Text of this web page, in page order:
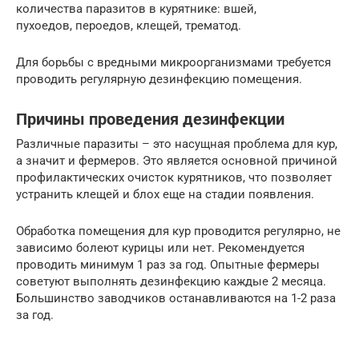
количества паразитов в курятнике: вшей,
пухоедов, пероедов, клещей, трематод.
Для борьбы с вредными микроорганизмами требуется
проводить регулярную дезинфекцию помещения.
Причины проведения дезинфекции
Различные паразиты – это насущная проблема для кур,
а значит и фермеров. Это является основной причиной
профилактических очисток курятников, что позволяет
устранить клещей и блох еще на стадии появления.
Обработка помещения для кур проводится регулярно, не
зависимо болеют курицы или нет. Рекомендуется
проводить минимум 1 раз за год. Опытные фермеры
советуют выполнять дезинфекцию каждые 2 месяца.
Большинство заводчиков останавливаются на 1-2 раза
за год.